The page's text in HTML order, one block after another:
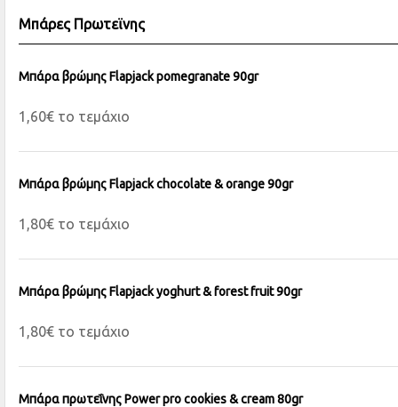
Μπάρες Πρωτεϊνης
Μπάρα βρώμης Flapjack pomegranate 90gr
1,60€ το τεμάχιο
Μπάρα βρώμης Flapjack chocolate & orange 90gr
1,80€ το τεμάχιο
Μπάρα βρώμης Flapjack yoghurt & forest fruit 90gr
1,80€ το τεμάχιο
Μπάρα πρωτεΐνης Power pro cookies & cream 80gr